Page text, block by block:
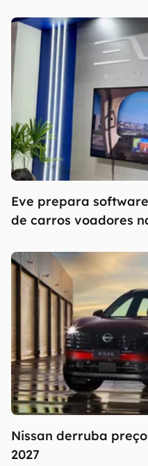
Eve prepara
de carros voadores
Nissan derruba
2027